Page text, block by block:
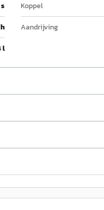
Koppel
Aandrijving
l